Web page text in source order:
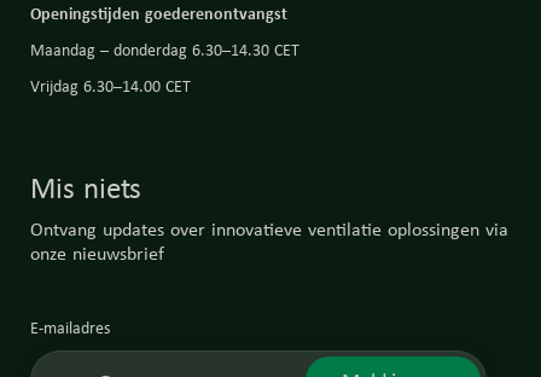
Mis niets
Ontvang updates over innovatieve ventilatie oplossingen via
onze nieuwsbrief
E-mailadres
Openingstijden goederenontvangst
Maandag – donderdag 6.30–14.30 CET
Vrijdag 6.30–14.00 CET